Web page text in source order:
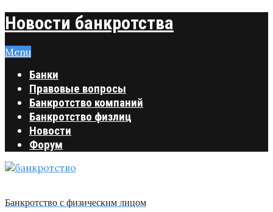
Новости банкротства
Menu
Банки
Правовые вопросы
Банкротство компаний
Банкротство физлиц
Новости
Форум
Банкротство с физическим лицом